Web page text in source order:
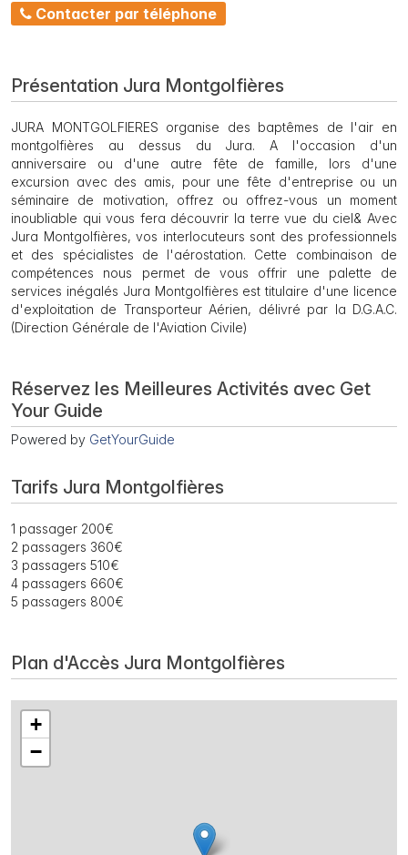
Contacter par téléphone
Présentation Jura Montgolfières
JURA MONTGOLFIERES organise des baptêmes de l'air en
montgolfières au dessus du Jura. A l'occasion d'un
anniversaire ou d'une autre fête de famille, lors d'une
excursion avec des amis, pour une fête d'entreprise ou un
séminaire de motivation, offrez ou offrez-vous un moment
inoubliable qui vous fera découvrir la terre vue du ciel& Avec
Jura Montgolfières, vos interlocuteurs sont des professionnels
et des spécialistes de l'aérostation. Cette combinaison de
compétences nous permet de vous offrir une palette de
services inégalés Jura Montgolfières est titulaire d'une licence
d'exploitation de Transporteur Aérien, délivré par la D.G.A.C.
(Direction Générale de l'Aviation Civile)
Réservez les Meilleures Activités avec Get
Your Guide
Powered by GetYourGuide
Tarifs Jura Montgolfières
1 passager 200€
2 passagers 360€
3 passagers 510€
4 passagers 660€
5 passagers 800€
Plan d'Accès Jura Montgolfières
+
−